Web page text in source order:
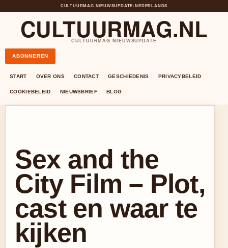
CULTUURMAG NIEUWSUPDATE• NEDERLANDS
CULTUURMAG.NL
CULTUURMAG NIEUWSUPDATE
ABONNEREN
START OVER ONS CONTACT GESCHIEDENIS PRIVACYBELEID
COOKIEBELEID NIEUWSBRIEF BLOG
Sex and the
City Film – Plot,
cast en waar te
kijken